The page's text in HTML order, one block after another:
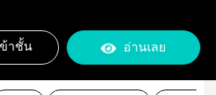
ข้าชั้น อ่านเลย